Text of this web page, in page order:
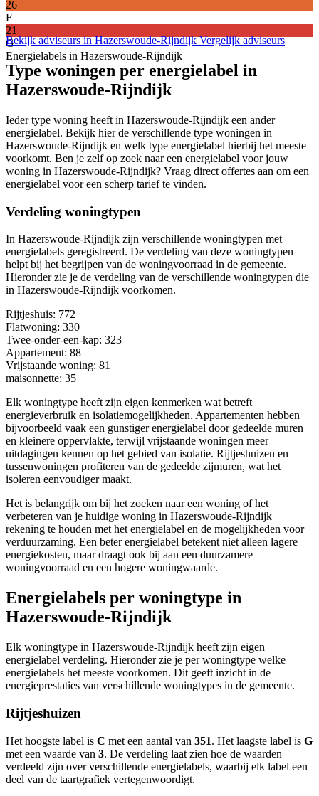
26
F
21
G
Energielabels in Hazerswoude-Rijndijk
Bekijk adviseurs in Hazerswoude-RijndijkVergelijk adviseurs
Type woningen per energielabel in
Hazerswoude-Rijndijk
Ieder type woning heeft in Hazerswoude-Rijndijk een ander
energielabel. Bekijk hier de verschillende type woningen in
Hazerswoude-Rijndijk en welk type energielabel hierbij het meeste
voorkomt. Ben je zelf op zoek naar een energielabel voor jouw
woning in Hazerswoude-Rijndijk? Vraag direct offertes aan om een
energielabel voor een scherp tarief te vinden.
Verdeling woningtypen
In Hazerswoude-Rijndijk zijn verschillende woningtypen met
energielabels geregistreerd. De verdeling van deze woningtypen
helpt bij het begrijpen van de woningvoorraad in de gemeente.
Hieronder zie je de verdeling van de verschillende woningtypen die
in Hazerswoude-Rijndijk voorkomen.
Rijtjeshuis: 772
Flatwoning: 330
Twee-onder-een-kap: 323
Appartement: 88
Vrijstaande woning: 81
maisonnette: 35
Elk woningtype heeft zijn eigen kenmerken wat betreft
energieverbruik en isolatiemogelijkheden. Appartementen hebben
bijvoorbeeld vaak een gunstiger energielabel door gedeelde muren
en kleinere oppervlakte, terwijl vrijstaande woningen meer
uitdagingen kennen op het gebied van isolatie. Rijtjeshuizen en
tussenwoningen profiteren van de gedeelde zijmuren, wat het
isoleren eenvoudiger maakt.
Het is belangrijk om bij het zoeken naar een woning of het
verbeteren van je huidige woning in Hazerswoude-Rijndijk
rekening te houden met het energielabel en de mogelijkheden voor
verduurzaming. Een beter energielabel betekent niet alleen lagere
energiekosten, maar draagt ook bij aan een duurzamere
woningvoorraad en een hogere woningwaarde.
Energielabels per woningtype in
Hazerswoude-Rijndijk
Elk woningtype in Hazerswoude-Rijndijk heeft zijn eigen
energielabel verdeling. Hieronder zie je per woningtype welke
energielabels het meeste voorkomen. Dit geeft inzicht in de
energieprestaties van verschillende woningtypes in de gemeente.
Rijtjeshuizen
Het hoogste label is C met een aantal van 351. Het laagste label is G
met een waarde van 3. De verdeling laat zien hoe de waarden
verdeeld zijn over verschillende energielabels, waarbij elk label een
deel van de taartgrafiek vertegenwoordigt.